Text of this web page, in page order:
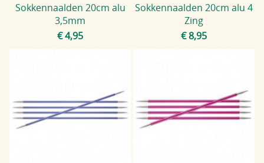
Sokkennaalden 20cm alu
3,5mm
€ 4,95
Sokkennaalden 20cm alu 4
Zing
€ 8,95